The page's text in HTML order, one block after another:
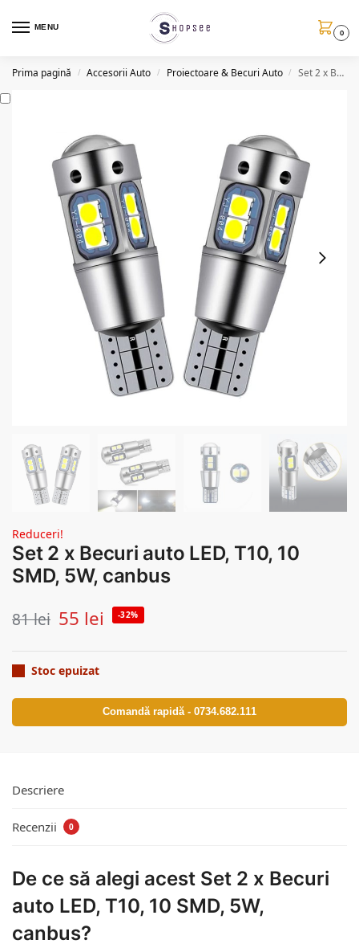
MENU
0
Prima pagină / Accesorii Auto / Proiectoare & Becuri Auto / Set 2 x Becuri auto LED, T10, 10 SMD, 5W, canbus
Reduceri!
Set 2 x Becuri auto LED, T10, 10
SMD, 5W, canbus
81lei 55 lei -32%
Stoc epuizat
Comandă rapidă - 0734.682.111
Descriere
Recenzii 0
De ce să alegi acest Set 2 x Becuri
auto LED, T10, 10 SMD, 5W,
canbus?